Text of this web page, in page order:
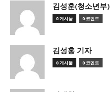
김성훈(청소년부)
0 게시물 0 코멘트
김성훙 기자
0 게시물 0 코멘트